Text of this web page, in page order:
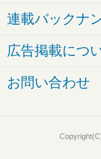
連載バックナ
広告掲載につ
お問い合わせ